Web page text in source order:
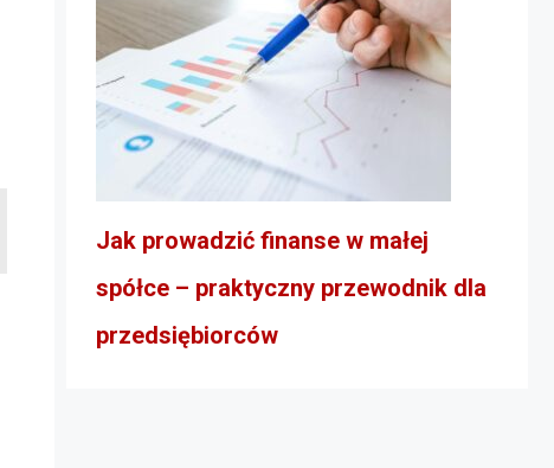
Jak prowadzić finanse w małej
spółce – praktyczny przewodnik dla
przedsiębiorców